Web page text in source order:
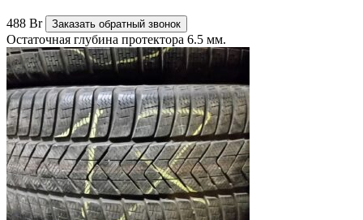
488 Br Заказать обратный звонок
Остаточная глубина протектора 6.5 мм.